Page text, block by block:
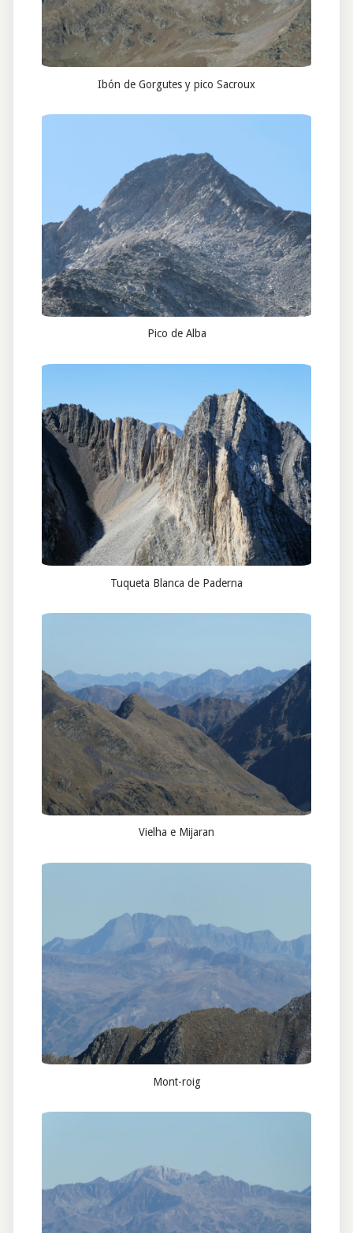
Ibón de Gorgutes y pico Sacroux
Pico de Alba
Tuqueta Blanca de Paderna
Vielha e Mijaran
Mont-roig